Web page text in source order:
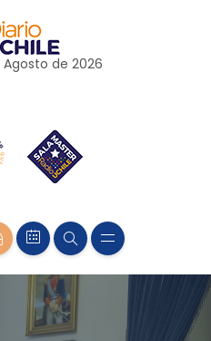
Agosto de 2026